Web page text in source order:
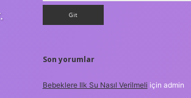
Son yorumlar
Bebeklere Ilk Su Nasıl Verilmeli için admin